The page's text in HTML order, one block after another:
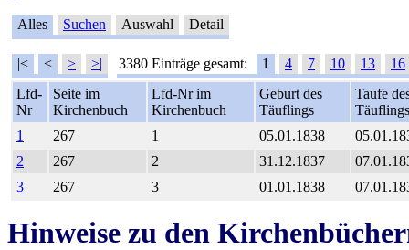
Alles Suchen Auswahl Detail
|< < > >| 3380 Einträge gesamt: 1 4 7 10 13
16
Lfd-
Nr
Seite im
Kirchenbuch
Lfd-Nr im
Kirchenbuch
Geburt des
Täuflings
Taufe
Täuflings
1
267 1 05.01.1838
2
267 2 31.12.1837
3
267 3 01.01.1838
Hinweise zu den